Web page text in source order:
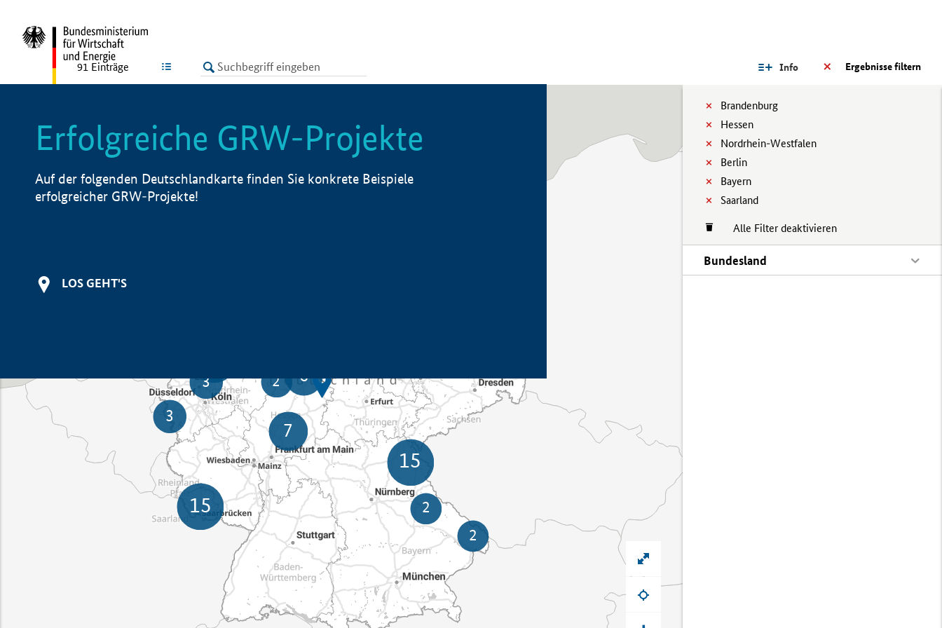
LISTE Ergebnisse filtern
Info
Brandenburg
Hessen
Nordrhein-Westfalen
Berlin
Bayern
Saarland
Alle Filter deaktivieren
Bundesland
91 Einträge
Erfolgreiche GRW-Projekte
Auf der folgenden Deutschlandkarte finden Sie konkrete Beispiele
erfolgreicher GRW-Projekte!
LOS GEHT'S